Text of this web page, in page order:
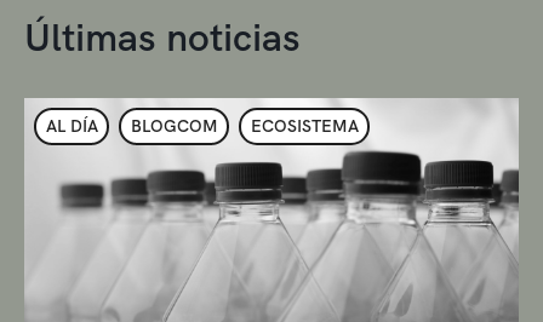
Últimas noticias
AL DÍA BLOGCOM ECOSISTEMA